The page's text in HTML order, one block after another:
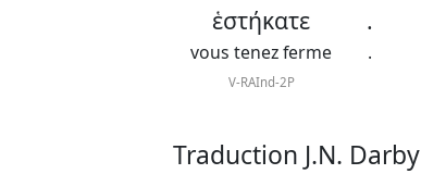
ἑστήκατε
vous tenez ferme
V-RAInd-2P
.
.
Traduction J.N. Darby